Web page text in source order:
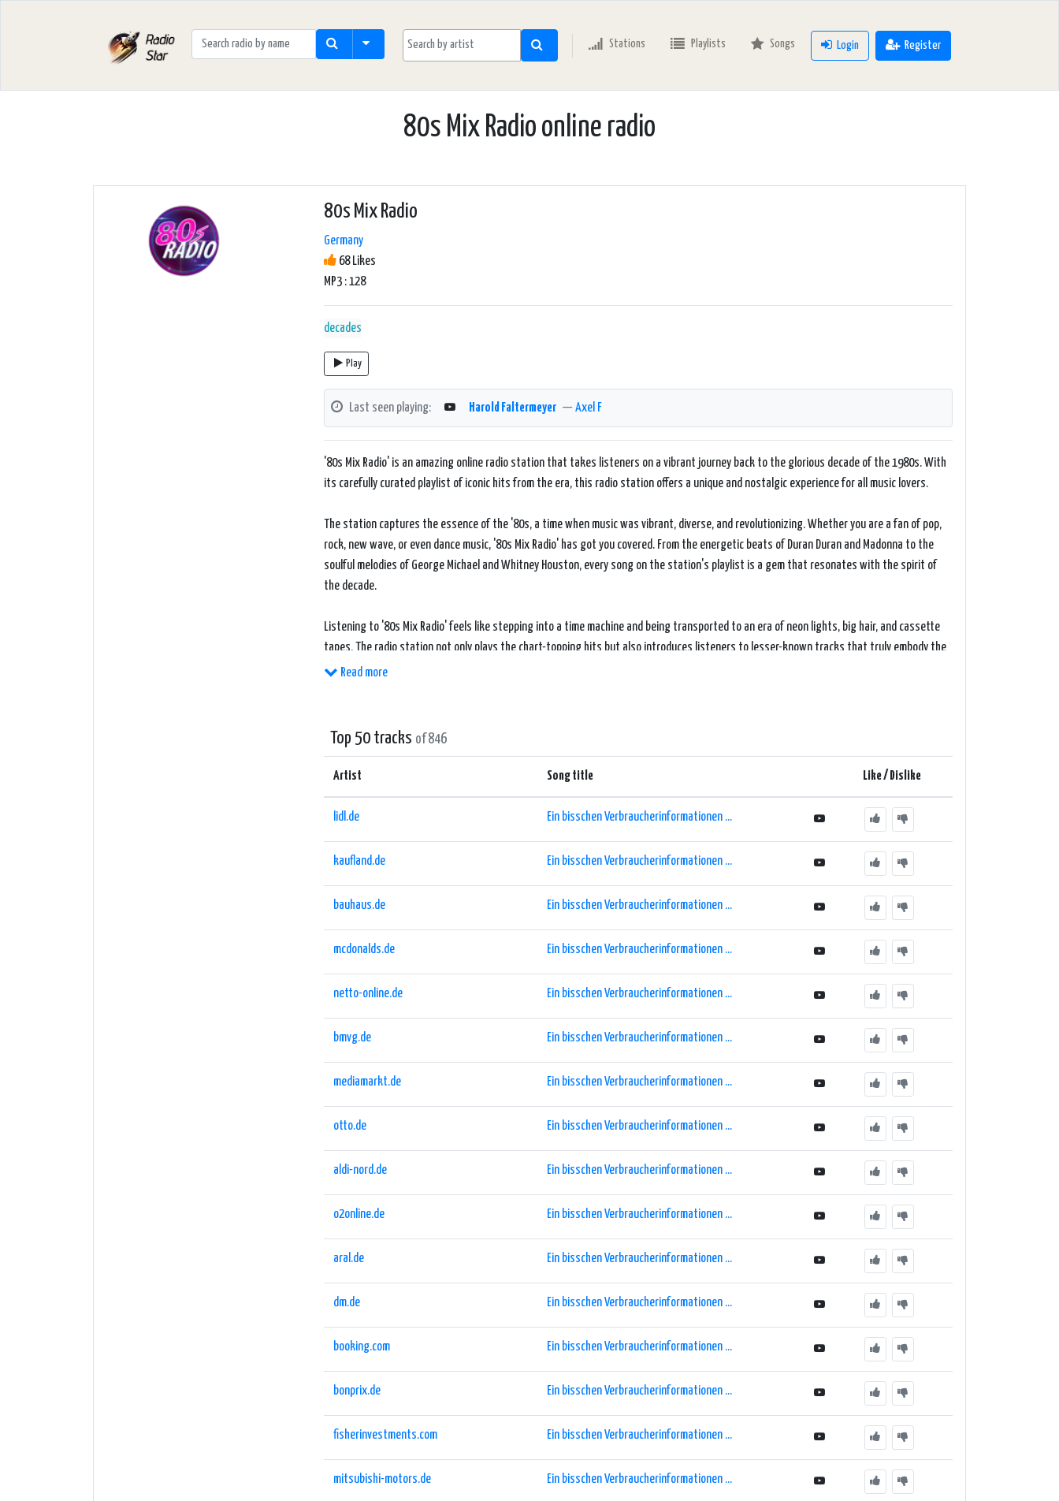
Stations Playlists Songs Login Register
80s Mix Radio online radio
80s Mix Radio
Germany
68 Likes
MP3 : 128
decades
Play
Last seen playing: Harold Faltermeyer — Axel F
'80s Mix Radio' is an amazing online radio station that takes listeners on a vibrant journey back to the glorious decade of the 1980s. With
its carefully curated playlist of iconic hits from the era, this radio station offers a unique and nostalgic experience for all music lovers.
The station captures the essence of the '80s, a time when music was vibrant, diverse, and revolutionizing. Whether you are a fan of pop,
rock, new wave, or even dance music, '80s Mix Radio' has got you covered. From the energetic beats of Duran Duran and Madonna to the
soulful melodies of George Michael and Whitney Houston, every song on the station's playlist is a gem that resonates with the spirit of
the decade.
Listening to '80s Mix Radio' feels like stepping into a time machine and being transported to an era of neon lights, big hair, and cassette
tapes. The radio station not only plays the chart-topping hits but also introduces listeners to lesser-known tracks that truly embody the
unique sound and feel of the '80s.
They offer interesting trivia, fun facts, and engaging commentary, making the listening experience even more enjoyable and captivating.
What sets '80s Mix Radio' apart from other online radio stations is its commitment to authenticity and quality. The station carefully
experience, allowing listeners to enjoy the music without any interruption.
Whether you are an '80s baby looking to relive your favorite hits or a younger listener exploring the timeless classics of the decade, '80s
Mix Radio' is the go-to destination for all music enthusiasts. So dust off your leg warmers, put on your Walkman, and tune in to '80s Mix
Read more
Top 50 tracks of 846
Artist Song title Like / Dislike
lidl.de Ein bisschen Verbraucherinformationen ...
kaufland.de Ein bisschen Verbraucherinformationen ...
bauhaus.de Ein bisschen Verbraucherinformationen ...
mcdonalds.de Ein bisschen Verbraucherinformationen ...
netto-online.de Ein bisschen Verbraucherinformationen ...
bmvg.de Ein bisschen Verbraucherinformationen ...
mediamarkt.de Ein bisschen Verbraucherinformationen ...
otto.de Ein bisschen Verbraucherinformationen ...
aldi-nord.de Ein bisschen Verbraucherinformationen ...
o2online.de Ein bisschen Verbraucherinformationen ...
aral.de Ein bisschen Verbraucherinformationen ...
dm.de Ein bisschen Verbraucherinformationen ...
booking.com Ein bisschen Verbraucherinformationen ...
bonprix.de Ein bisschen Verbraucherinformationen ...
fisherinvestments.com Ein bisschen Verbraucherinformationen ...
mitsubishi-motors.de Ein bisschen Verbraucherinformationen ...